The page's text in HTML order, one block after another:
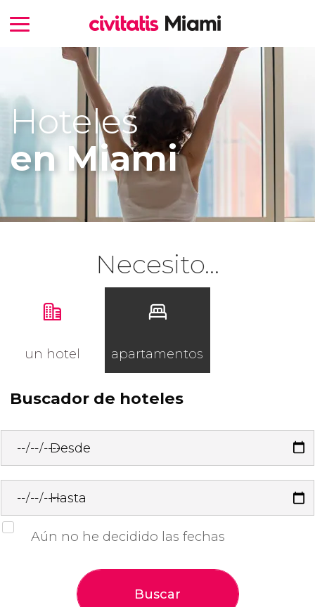
Hoteles
en Miami
Necesito...
un hotel apartamentos
Buscador de hoteles
Desde
Hasta
Aún no he decidido las fechas
Buscar